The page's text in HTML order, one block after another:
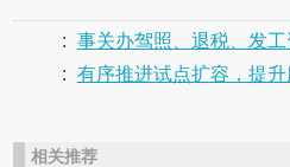
: 事关办驾照、退税、发
: 有序推进试点扩容，提
相关推荐